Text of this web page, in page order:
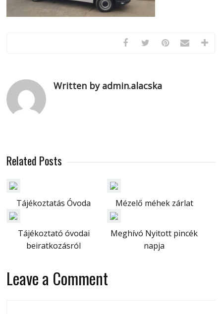
Written by admin.alacska
Related Posts
Tájékoztatás Óvoda Mézelő méhek zárlat
Tájékoztató óvodai
beiratkozásról
Meghívó Nyitott pincék
napja
Leave a Comment